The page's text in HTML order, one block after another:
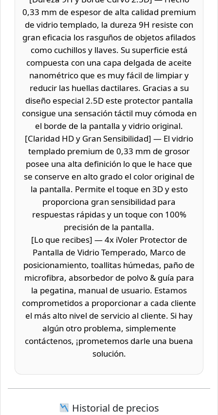
0,33 mm de espesor de alta calidad premium
de vidrio templado, la dureza 9H resiste con
gran eficacia los rasguños de objetos afilados
como cuchillos y llaves. Su superficie está
compuesta con una capa delgada de aceite
nanométrico que es muy fácil de limpiar y
reducir las huellas dactilares. Gracias a su
diseño especial 2.5D este protector pantalla
consigue una sensación táctil muy cómoda en
el borde de la pantalla y vidrio original.
[Claridad HD y Gran Sensibilidad] — El vidrio
templado premium de 0,33 mm de grosor
posee una alta definición lo que le hace que
se conserve en alto grado el color original de
la pantalla. Permite el toque en 3D y esto
proporciona gran sensibilidad para
respuestas rápidas y un toque con 100%
precisión de la pantalla.
[Lo que recibes] — 4x iVoler Protector de
Pantalla de Vidrio Temperado, Marco de
posicionamiento, toallitas húmedas, paño de
microfibra, absorbedor de polvo & guía para
la pegatina, manual de usuario. Estamos
comprometidos a proporcionar a cada cliente
el más alto nivel de servicio al cliente. Si hay
algún otro problema, simplemente
contáctenos, ¡prometemos darle una buena
solución.
Historial de precios